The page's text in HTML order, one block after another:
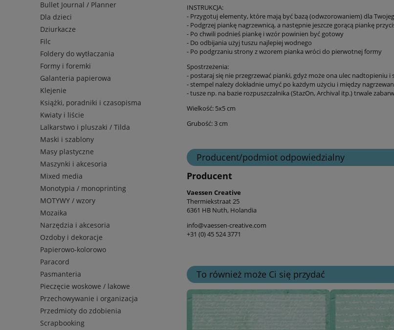
Bullet Journal / Planner
Dla dzieci
Dziurkacze
Filc
Foldery do wytłaczania
Formy i foremki
Galanteria papierowa
Klejenie
Książki, poradniki i czasopisma
Kwiaty i liście
Lalkarstwo i pluszaki / Tilda
Maski i szablony
Masy plastyczne
Maszynki i akcesoria
Mixed media
Monotypia / monoprinting
MOTYWY / wzory
Mozaika
Narzędzia i akcesoria
Ozdoby i dekoracje
Papierowo-kolorowo
Paracord
Pasmanteria
Pieczęcie woskowe / lakowe
Przechowywanie i organizacja
Przedmioty do zdobienia
Scrapbooking
INSTRUKCJA:
- Przygotuj elementy, które mają być bazą (odwzorowaniem) dla
- Podgrzej piankę nagrzewnicą, a następnie jeszcze gorącą piankę
- Po chwili podnieś piankę i wzór powinien być gotowy
- Do odbijania użyj tuszu najlepiej wodnego
- Po podgrzaniu strony z wzorem pianka wróci do pierwotnej formy
Spostrzeżenia:
- postaraj się nie przegrzewać pianki, gdyż może ona ulec nadtopieniu i
- stempel należy dokładnie umyć po każdym użyciu i między
- tusze np. na bazie rozpuszczalnika (StazOn, Archival itp.) trwale
Wielkość: 5x5 cm
Grubość: 3 cm
Producent/podmiot odpowiedzialny
Producent
Vaessen Creative
Thermiekstraat 25
6361 HB Nuth, Holandia
info@vaessen-creative.com
+31 (0) 45 524 3771
To również może Ci się przydać